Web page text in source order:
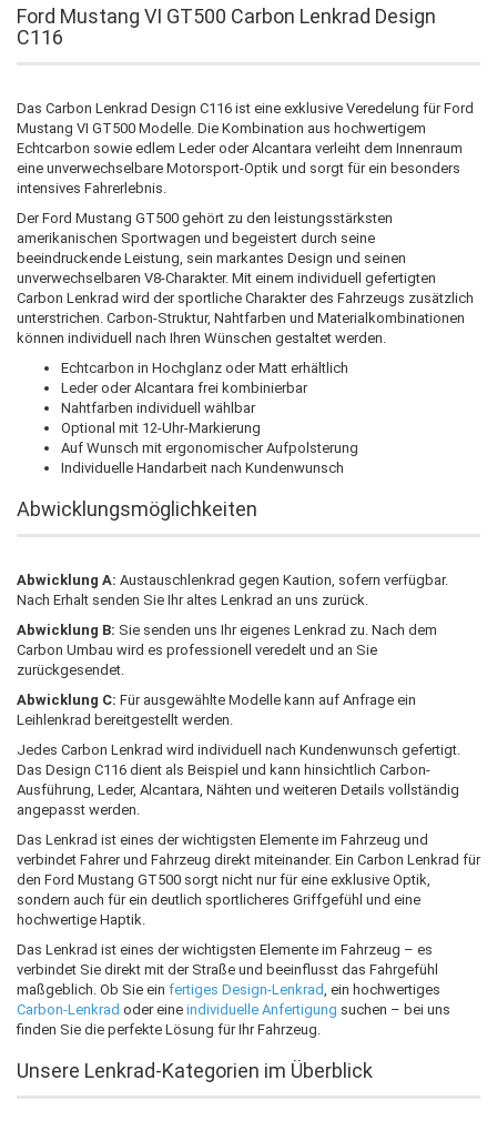
Ford Mustang VI GT500 Carbon Lenkrad Design
C116
Das Carbon Lenkrad Design C116 ist eine exklusive Veredelung für Ford
Mustang VI GT500 Modelle. Die Kombination aus hochwertigem
Echtcarbon sowie edlem Leder oder Alcantara verleiht dem Innenraum
eine unverwechselbare Motorsport-Optik und sorgt für ein besonders
intensives Fahrerlebnis.
Der Ford Mustang GT500 gehört zu den leistungsstärksten
amerikanischen Sportwagen und begeistert durch seine
beeindruckende Leistung, sein markantes Design und seinen
unverwechselbaren V8-Charakter. Mit einem individuell gefertigten
Carbon Lenkrad wird der sportliche Charakter des Fahrzeugs zusätzlich
unterstrichen. Carbon-Struktur, Nahtfarben und Materialkombinationen
können individuell nach Ihren Wünschen gestaltet werden.
Echtcarbon in Hochglanz oder Matt erhältlich
Leder oder Alcantara frei kombinierbar
Nahtfarben individuell wählbar
Optional mit 12-Uhr-Markierung
Auf Wunsch mit ergonomischer Aufpolsterung
Individuelle Handarbeit nach Kundenwunsch
Abwicklungsmöglichkeiten
Abwicklung A: Austauschlenkrad gegen Kaution, sofern verfügbar.
Nach Erhalt senden Sie Ihr altes Lenkrad an uns zurück.
Abwicklung B: Sie senden uns Ihr eigenes Lenkrad zu. Nach dem
Carbon Umbau wird es professionell veredelt und an Sie
zurückgesendet.
Abwicklung C: Für ausgewählte Modelle kann auf Anfrage ein
Leihlenkrad bereitgestellt werden.
Jedes Carbon Lenkrad wird individuell nach Kundenwunsch gefertigt.
Das Design C116 dient als Beispiel und kann hinsichtlich Carbon-
Ausführung, Leder, Alcantara, Nähten und weiteren Details vollständig
angepasst werden.
Das Lenkrad ist eines der wichtigsten Elemente im Fahrzeug und
verbindet Fahrer und Fahrzeug direkt miteinander. Ein Carbon Lenkrad für
den Ford Mustang GT500 sorgt nicht nur für eine exklusive Optik,
sondern auch für ein deutlich sportlicheres Griffgefühl und eine
hochwertige Haptik.
Das Lenkrad ist eines der wichtigsten Elemente im Fahrzeug – es
verbindet Sie direkt mit der Straße und beeinflusst das Fahrgefühl
maßgeblich. Ob Sie ein fertiges Design-Lenkrad , ein hochwertiges
Carbon-Lenkrad oder eine individuelle Anfertigung suchen – bei uns
finden Sie die perfekte Lösung für Ihr Fahrzeug.
Unsere Lenkrad-Kategorien im Überblick